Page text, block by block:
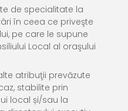
de specialitate la
în ceea ce priveşte
pe care le supune
Local al oraşului
atribuţii prevăzute
stabilite prin
local și/sau la